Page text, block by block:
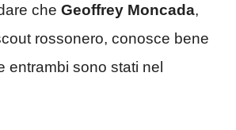
che Geoffrey Moncada,
rossonero, conosce bene
entrambi sono stati nel